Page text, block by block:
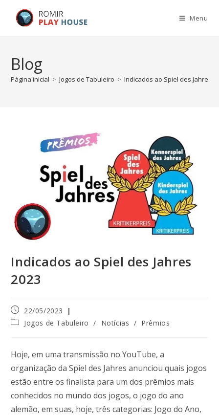
Menu
Blog
Página inicial > Jogos de Tabuleiro > Indicados ao Spiel des Jahres
Indicados ao Spiel des Jahres
2023
22/05/2023
Jogos de Tabuleiro
/ Notícias / Prêmios
Hoje, em uma transmissão no YouTube, a
organização da Spiel des Jahres anunciou quais jogos
estão entre os finalista para um dos prêmios mais
conhecidos no mundo dos jogos, o jogo do ano
alemão, em suas, hoje, três categorias: Jogo do Ano,